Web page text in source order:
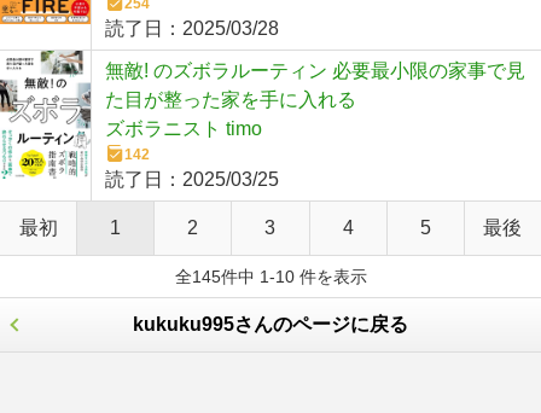
254
読了日： 2025/03/28
無敵! のズボラルーティン 必要最小限の家事で見
た目が整った家を手に入れる
ズボラニスト timo
142
読了日： 2025/03/25
最初 1 2 3 4 5 最後
全145件中 1-10 件を表示
kukuku995さんのページに戻る